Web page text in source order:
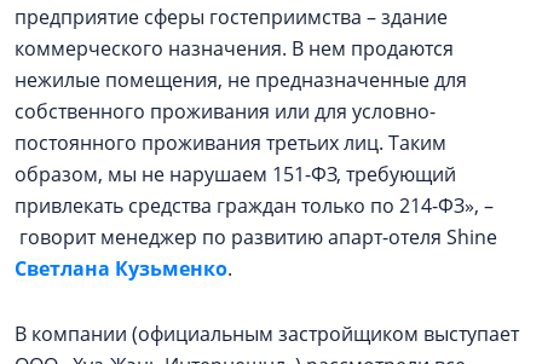
предприятие сферы гостеприимства – здание
коммерческого назначения. В нем продаются
нежилые помещения, не предназначенные для
собственного проживания или для условно-
постоянного проживания третьих лиц. Таким
образом, мы не нарушаем 151-ФЗ, требующий
привлекать средства граждан только по 214-ФЗ», –
говорит менеджер по развитию апарт-отеля Shine
Светлана Кузьменко.
В компании (официальным застройщиком выступает